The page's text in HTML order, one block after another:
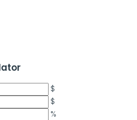
$
$
%